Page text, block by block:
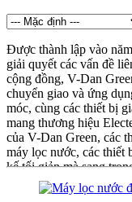
Được thành lập vào
giải quyết các vấn đề
cộng đồng, V-Dan
chuyển giao và ứng
móc, cùng các thiết bị
mang thương hiệu
của V-Dan Green, các
máy lọc nước, các thiết
kế tối giản mà sang
và hiệu năng tối ưu